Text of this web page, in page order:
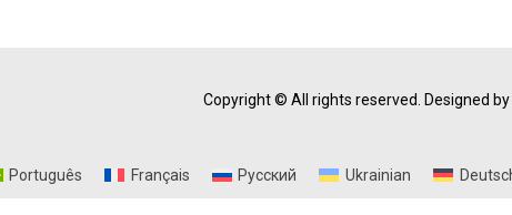
Copyright © All rights reserved. Designed
Português Français Русский Ukrainian